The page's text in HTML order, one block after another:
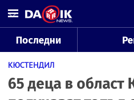
Последни
КЮСТЕНДИЛ
65 деца в област